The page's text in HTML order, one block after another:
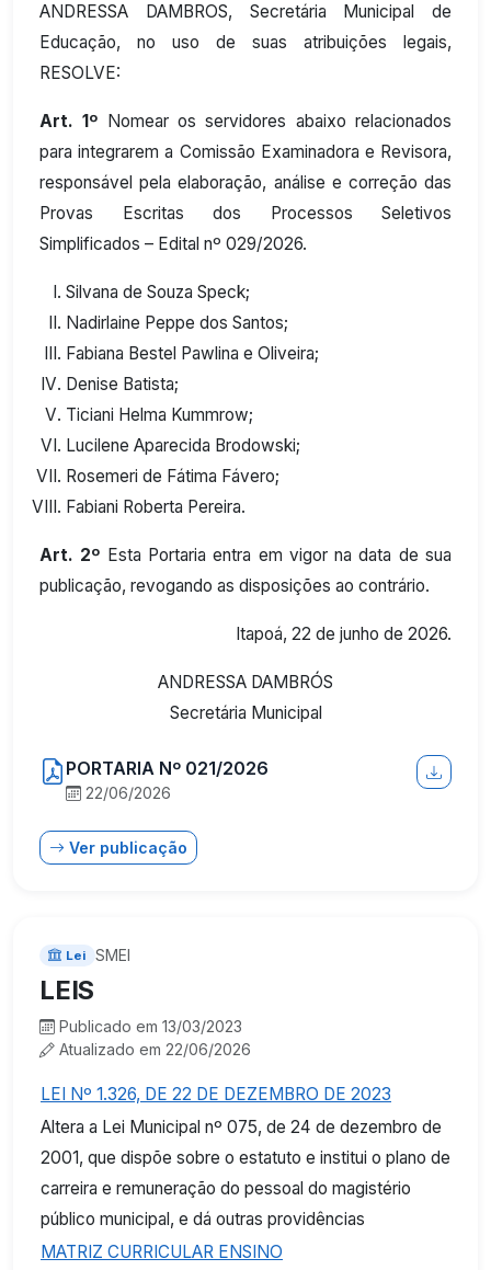
ANDRESSA DAMBROS, Secretária Municipal de
Educação, no uso de suas atribuições legais,
RESOLVE:
Art. 1º Nomear os servidores abaixo relacionados
para integrarem a Comissão Examinadora e Revisora,
responsável pela elaboração, análise e correção das
Provas Escritas dos Processos Seletivos
Simplificados – Edital nº 029/2026.
Silvana de Souza Speck;
Nadirlaine Peppe dos Santos;
Fabiana Bestel Pawlina e Oliveira;
Denise Batista;
Ticiani Helma Kummrow;
Lucilene Aparecida Brodowski;
Rosemeri de Fátima Fávero;
Fabiani Roberta Pereira.
Art. 2º Esta Portaria entra em vigor na data de sua
publicação, revogando as disposições ao contrário.
Itapoá, 22 de junho de 2026.
ANDRESSA DAMBRÓS
Secretária Municipal
PORTARIA Nº 021/2026
22/06/2026
Ver publicação
Lei SMEI
LEIS
Publicado em 13/03/2023
Atualizado em 22/06/2026
LEI Nº 1.326, DE 22 DE DEZEMBRO DE 2023
Altera a Lei Municipal nº 075, de 24 de dezembro de
2001, que dispõe sobre o estatuto e institui o plano de
carreira e remuneração do pessoal do magistério
público municipal, e dá outras providências
MATRIZ CURRICULAR ENSINO